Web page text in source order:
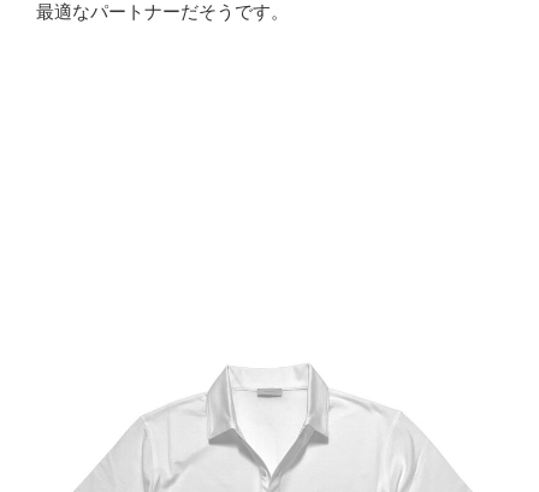
最適なパートナーだそうです。